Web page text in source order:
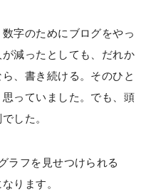
字のためにブログをやっ
減ったとしても、だれか
、書き続ける。そのひと
っていました。でも、頭
した。
ラフを見せつけられる
ります。